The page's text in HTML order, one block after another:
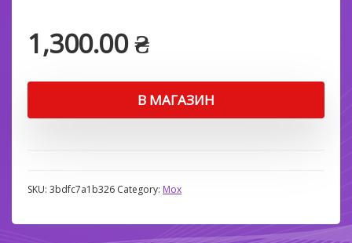
1,300.00₴
В МАГАЗИН
SKU: 3bdfc7a1b326 Category: Мох